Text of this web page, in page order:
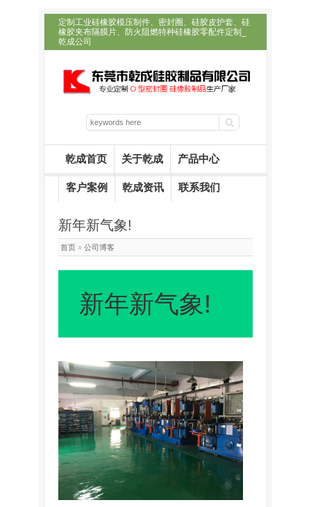
定制工业硅橡胶模压制件、密封圈、硅胶皮护套、硅
橡胶夹布隔膜片、防火阻燃特种硅橡胶零配件定制_
乾成公司
乾成首页 关于乾成 产品中心
客户案例 乾成资讯 联系我们
新年新气象!
首页 » 公司博客
新年新气象!